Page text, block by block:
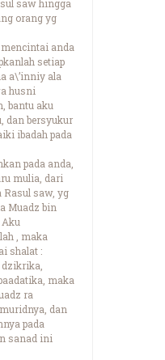
saw hingga
orang yg
anda
setiap
a\’inniy ala
husni
bantu aku
dan bersyukur
ibadah pada
pada anda,
mulia, dari
Rasul saw, yg
Muadz bin
, maka
shalat :
maka
ra
dan
pada
sanad ini